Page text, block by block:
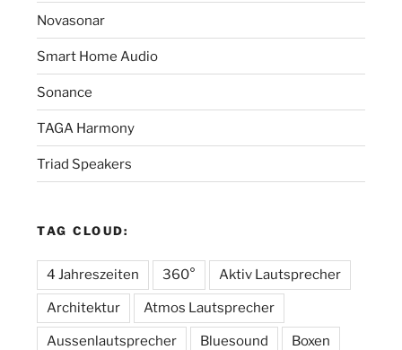
Novasonar
Smart Home Audio
Sonance
TAGA Harmony
Triad Speakers
TAG CLOUD:
4 Jahreszeiten 360° Aktiv Lautsprecher
Architektur Atmos Lautsprecher
Aussenlautsprecher Bluesound Boxen